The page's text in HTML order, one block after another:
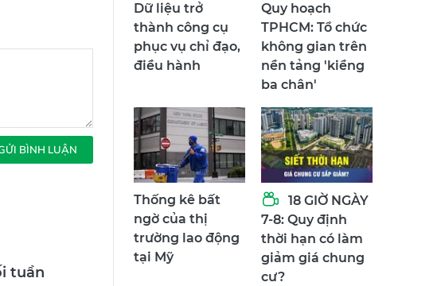
BÌNH LUẬN
tuần
Dữ liệu trở
thành công cụ
phục vụ chỉ đạo,
điều hành
Quy hoạch
TPHCM: Tổ chức
không gian trên
nền tảng 'kiềng
ba chân'
Thống kê bất
ngờ của thị
trường lao động
tại Mỹ
18 GIỜ NGÀY
7-8: Quy định
thời hạn có làm
giảm giá chung
cư?